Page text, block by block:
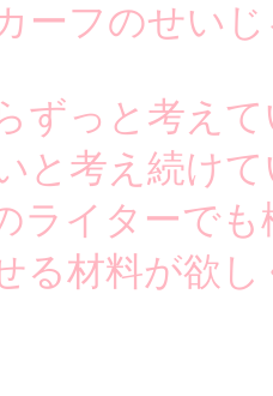
ーフのせい
ずっと考えて
と考え続け
ライターでも
る材料が欲